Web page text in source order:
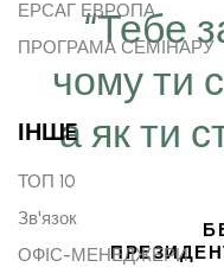
“Тебе
чому ти
а як ти
ЕРСАГ ЕВРОПА
ПРОГРАМА СЕМІНАРУ
ІНШE
ТОП 10
Зв'язок
ОФІС-МЕНЕДЖЕРИ